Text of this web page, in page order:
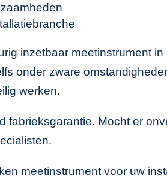
inzetbaar meetinstrument
onder zware
werken.
Mocht er
meetinstrument voor uw